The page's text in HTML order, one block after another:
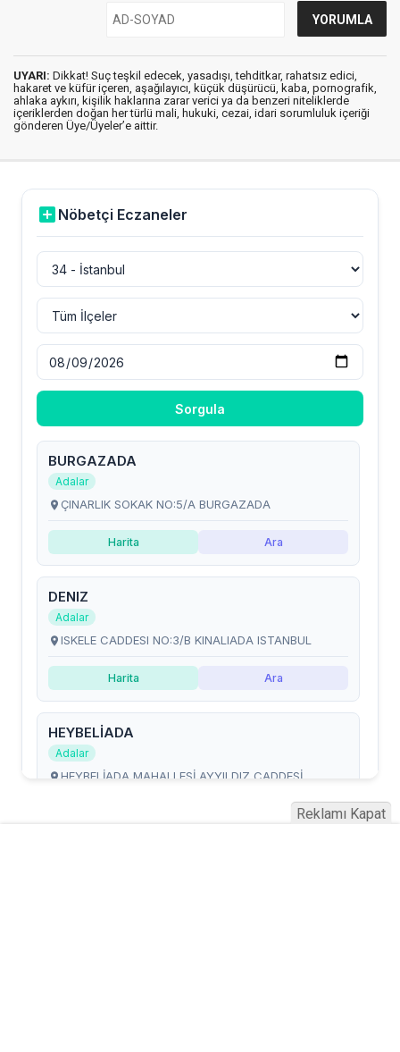
UYARI: Dikkat! Suç teşkil edecek, yasadışı, tehditkar, rahatsız edici,
hakaret ve küfür içeren, aşağılayıcı, küçük düşürücü, kaba, pornografik,
ahlaka aykırı, kişilik haklarına zarar verici ya da benzeri niteliklerde
içeriklerden doğan her türlü mali, hukuki, cezai, idari sorumluluk içeriği
gönderen Üye/Üyeler’e aittir.
Reklamı Kapat